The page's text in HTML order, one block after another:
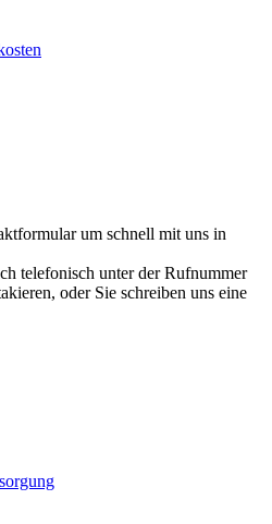
um schnell mit uns in
telefonisch unter der Rufnummer
oder Sie schreiben uns eine